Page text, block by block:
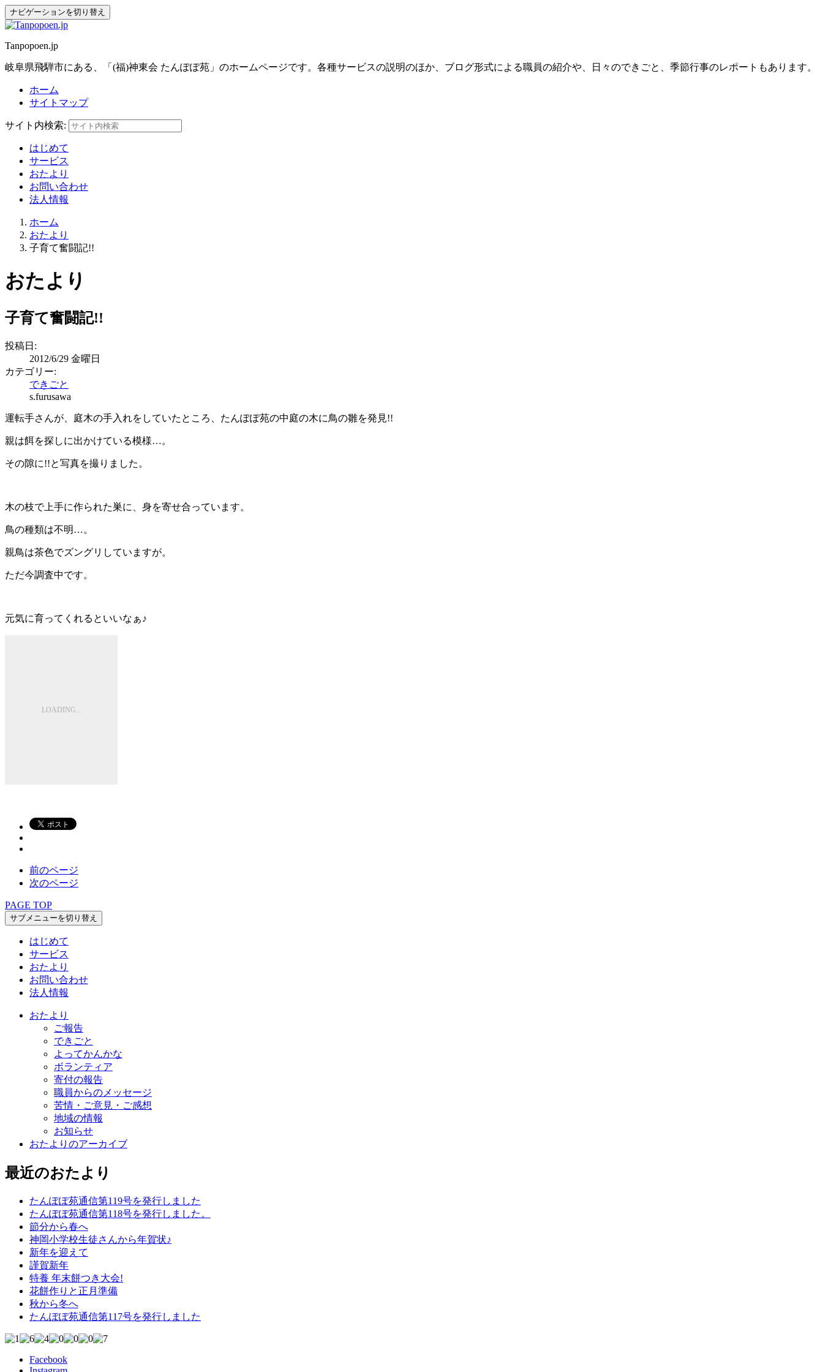
ナビゲーションを切り替え
Tanpopoen.jp
岐阜県飛騨市にある、「(福)神東会 たんぽぽ苑」のホームページです。各種サービスの説明のほか、ブログ形式による職員の紹介や、日々のできごと、季節行事のレポートもあります。
ホーム
サイトマップ
サイト内検索:
はじめて
サービス
おたより
お問い合わせ
法人情報
ホーム
おたより
子育て奮闘記!!
おたより
子育て奮闘記!!
投稿日:
2012/6/29 金曜日
カテゴリー:
できごと
s.furusawa
運転手さんが、庭木の手入れをしていたところ、たんぽぽ苑の中庭の木に鳥の雛を発見!!
親は餌を探しに出かけている模様…。
その隙に!!と写真を撮りました。
木の枝で上手に作られた巣に、身を寄せ合っています。
鳥の種類は不明…。
親鳥は茶色でズングリしていますが。
ただ今調査中です。
元気に育ってくれるといいなぁ♪
前のページ
次のページ
PAGE TOP
サブメニューを切り替え
はじめて
サービス
おたより
お問い合わせ
法人情報
おたより
ご報告
できごと
よってかんかな
ボランティア
寄付の報告
職員からのメッセージ
苦情・ご意見・ご感想
地域の情報
お知らせ
おたよりのアーカイブ
最近のおたより
たんぽぽ苑通信第119号を発行しました
たんぽぽ苑通信第118号を発行しました。
節分から春へ
神岡小学校生徒さんから年賀状♪
新年を迎えて
謹賀新年
特養 年末餅つき大会!
花餅作りと正月準備
秋から冬へ
たんぽぽ苑通信第117号を発行しました
Facebook